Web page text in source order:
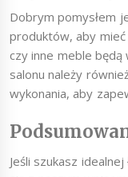
Dobrym pomysłem
produktów, aby mieć
czy inne meble
salonu należy
wykonania, aby
Jeśli szukasz